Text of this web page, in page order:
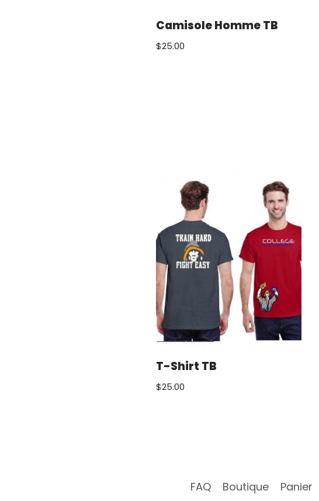
Camisole Homme TB
$25.00
T-Shirt TB
$25.00
FAQ Boutique Panier